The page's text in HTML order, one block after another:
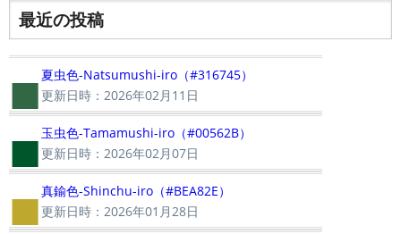
最近の投稿
■夏虫色-Natsumushi-iro（#316745）
更新日時：2026年02月11日
■玉虫色-Tamamushi-iro（#00562B）
更新日時：2026年02月07日
■真鍮色-Shinchu-iro（#BEA82E）
更新日時：2026年01月28日